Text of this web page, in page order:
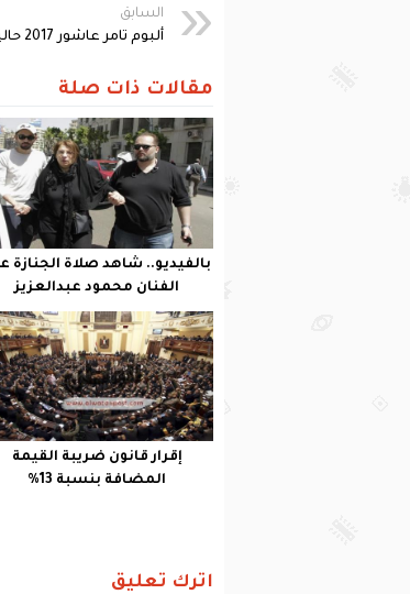
السابق
ألبوم تامر عاشور 2017 حاليا بالأسواق
مقالات ذات صلة
بالفيديو.. شاهد صلاة الجنازة
الفنان محمود عبدالعزيز
إقرار قانون ضريبة القيمة
المضافة بنسبة 13%
اترك تعليق